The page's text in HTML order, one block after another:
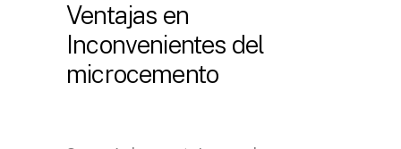
Ventajas en
Inconvenientes del
microcemento